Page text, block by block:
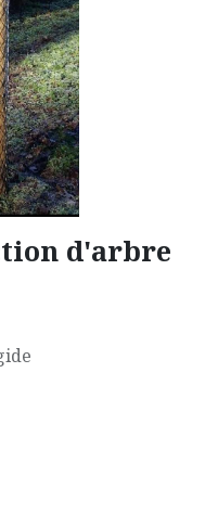
d'arbre